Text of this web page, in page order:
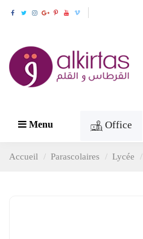
Menu Office
Accueil Parascolaires Lycée